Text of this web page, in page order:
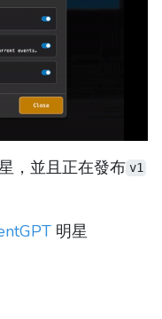
，並且正在發布 v1
明星